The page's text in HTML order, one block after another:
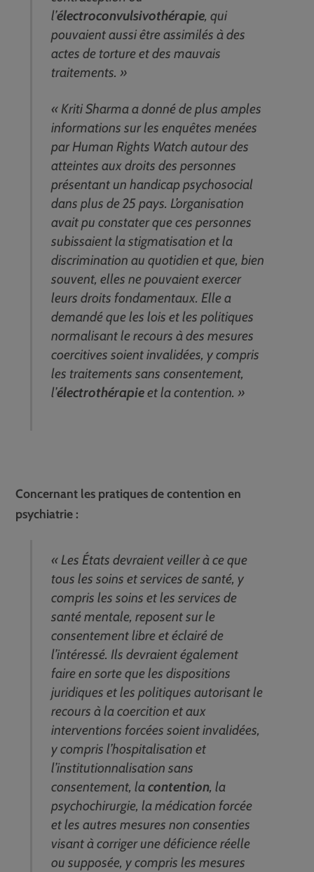
l’électroconvulsivothérapie, qui
pouvaient aussi être assimilés à des
actes de torture et des mauvais
traitements. »
« Kriti Sharma a donné de plus amples
informations sur les enquêtes menées
par Human Rights Watch autour des
atteintes aux droits des personnes
présentant un handicap psychosocial
dans plus de 25 pays. L’organisation
avait pu constater que ces personnes
subissaient la stigmatisation et la
discrimination au quotidien et que, bien
souvent, elles ne pouvaient exercer
leurs droits fondamentaux. Elle a
demandé que les lois et les politiques
normalisant le recours à des mesures
coercitives soient invalidées, y compris
les traitements sans consentement,
l’électrothérapieet la contention. »
Concernant les pratiques de contention en
psychiatrie :
« Les États devraient veiller à ce que
tous les soins et services de santé, y
compris les soins et les services de
santé mentale, reposent sur le
consentement libre et éclairé de
l’intéressé. Ils devraient également
faire en sorte que les dispositions
juridiques et les politiques autorisant le
recours à la coercition et aux
interventions forcées soient invalidées,
y compris l’hospitalisation et
l’institutionnalisation sans
consentement, lacontention, la
psychochirurgie, la médication forcée
et les autres mesures non consenties
visant à corriger une déficience réelle
ou supposée, y compris les mesures